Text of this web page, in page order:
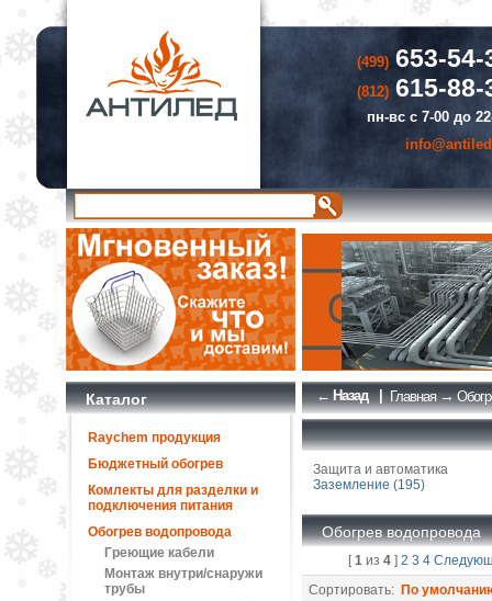
(499)653-54-
(812)615-88-
пн-вс с 7-00 до
Каталог
Raychem продукция
Бюджетный обогрев
Комлекты для разделки и
подключения питания
Обогрев водопровода
Греющие кабели
Монтаж внутри/снаружи
трубы
← Назад | Главная→
Защита и автоматика
Заземление (195)
Обогрев водопровода
[1из 4] 2 3 4
Сортировать: По